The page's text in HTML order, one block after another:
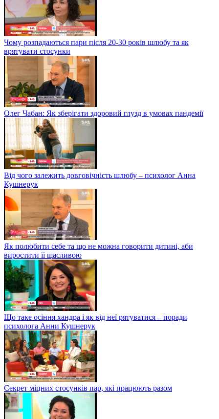
Чому розпадаються пари після 20-30 років шлюбу та як
врятувати стосунки
Олег Чабан: Як зберігати здоровий глузд в умовах пандемії
Від чого залежить довговічність шлюбу – психолог Анна
Кушнерук
Як полюбити себе та що не можна говорити дитині, аби
виростити її щасливою
Що таке осіння хандра і як від неї рятуватися – поради
психолога Анни Кушнерук
Секрет міцних стосунків пар, які працюють разом